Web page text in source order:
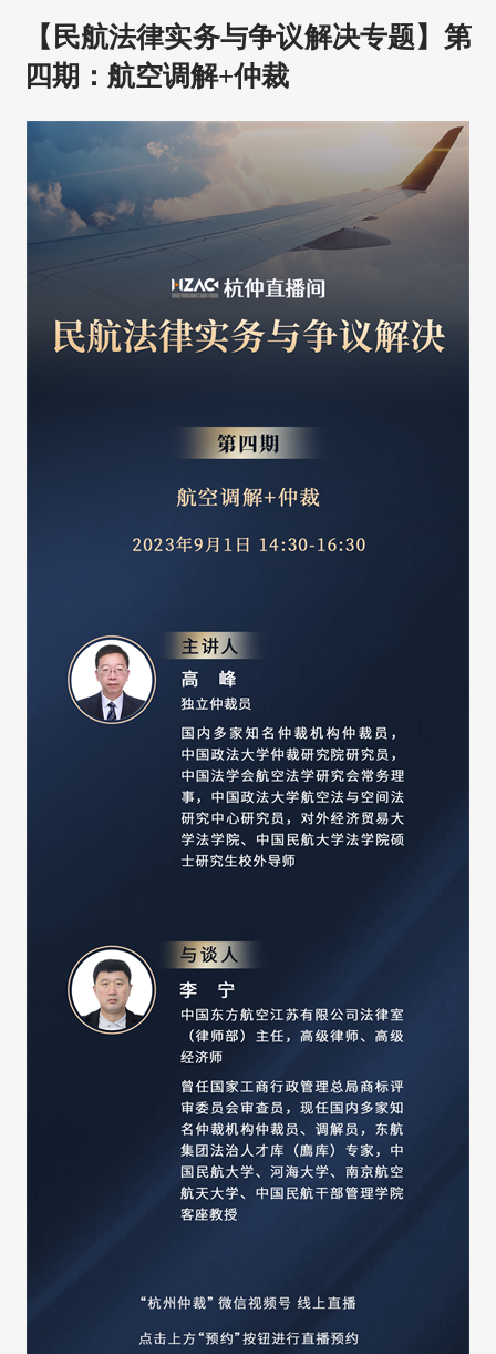
【民航法律实务与争议解决专题】第
四期：航空调解+仲裁